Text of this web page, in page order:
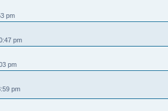
pm
pm
pm
pm